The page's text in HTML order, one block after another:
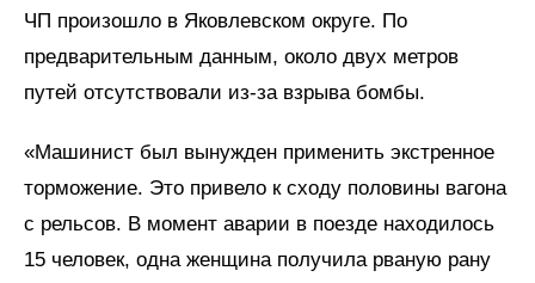
ЧП произошло в Яковлевском округе. По
предварительным данным, около двух метров
путей отсутствовали из-за взрыва бомбы.
«Машинист был вынужден применить экстренное
торможение. Это привело к сходу половины вагона
с рельсов. В момент аварии в поезде находилось
15 человек, одна женщина получила рваную рану